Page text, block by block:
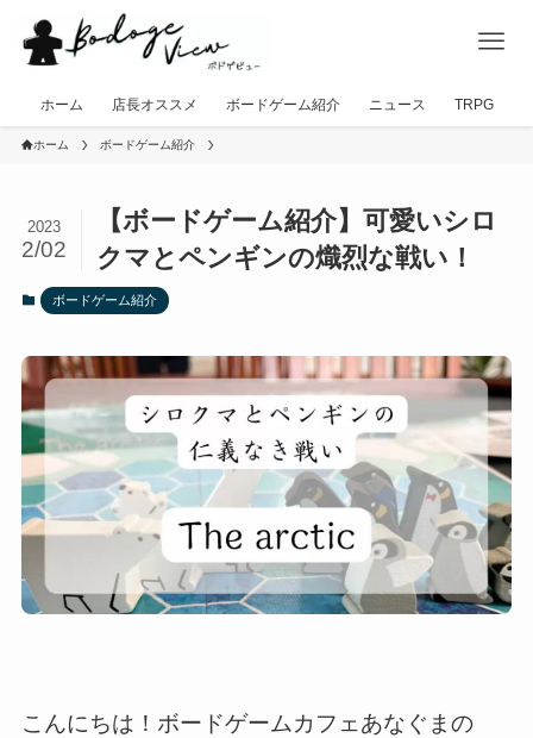
ホーム 店長オススメ ボードゲーム紹介 ニュース TRPG
ホーム ボードゲーム紹介
【ボードゲーム紹介】可愛いシロ
クマとペンギンの熾烈な戦い！
2023
2/02
ボードゲーム紹介
こんにちは！ボードゲームカフェあなぐまの